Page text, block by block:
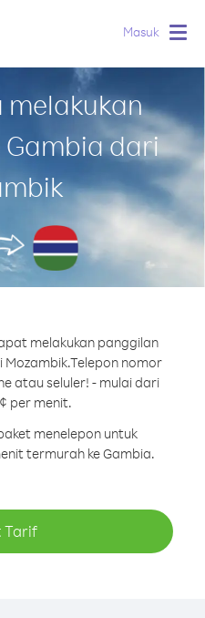
Masuk
dari
melakukan panggilan
Mozambik.Telepon nomor
atau seluler! - mulai dari
per menit.
menelepon untuk
termurah ke Gambia.
Tarif